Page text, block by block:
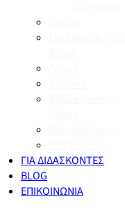
ΓΙΑ ΔΙΔΑΣΚΟΝΤΕΣ
BLOG
ΕΠΙΚΟΙΝΩΝΙΑ